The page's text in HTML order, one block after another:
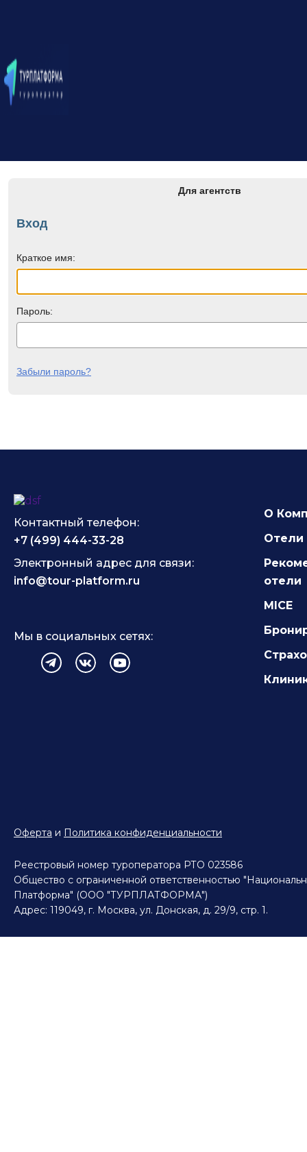
Для агентств
Вход
Краткое имя:
Пароль:
Забыли пароль?
Контактный телефон:
+7 (499) 444-33-28
Электронный адрес для связи:
info@tour-platform.ru
Мы в социальных сетях:
О
Отели
отели
MICE
Оферта и Политика конфиденциальности
Реестровый номер туроператора РТО 023586
Общество с ограниченной ответственностью
Платформа" (ООО "ТУРПЛАТФОРМА")
Адрес: 119049, г. Москва, ул. Донская, д. 29/9, стр. 1.